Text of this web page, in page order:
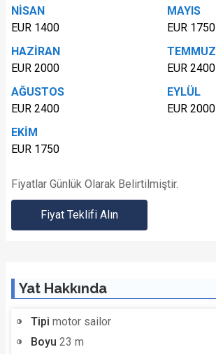
NİSAN
EUR 1400
MAYIS
EUR 1750
HAZİRAN
EUR 2000
TEMMUZ
EUR 2400
AĞUSTOS
EUR 2400
EYLÜL
EUR 2000
EKİM
EUR 1750
Fiyatlar Günlük Olarak Belirtilmiştir.
Fiyat Teklifi Alın
Yat Hakkında
Tipi motor sailor
Boyu 23 m